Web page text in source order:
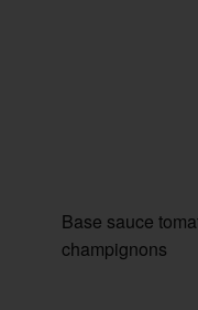
Base sauce
champignons